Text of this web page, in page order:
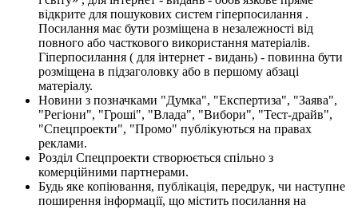
відкрите для пошукових систем гіперпосилання .
Посилання має бути розміщена в незалежності від
повного або часткового використання матеріалів.
Гіперпосилання ( для інтернет - видань) - повинна бути
розміщена в підзаголовку або в першому абзаці
матеріалу.
Новини з позначками "Думка", "Експертиза", "Заява",
"Регіони", "Гроші", "Влада", "Вибори", "Тест-драйв",
"Спецпроекти", "Промо" публікуються на правах
реклами.
Розділ Спецпроекти створюється спільно з
комерційними партнерами.
Будь яке копіювання, публікація, передрук, чи наступне
поширення інформації, що містить посилання на